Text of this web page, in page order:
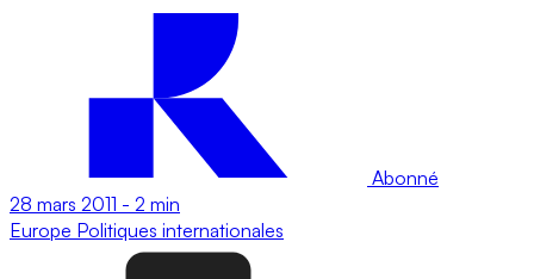
Abonné
28 mars 2011 - 2 min
Europe Politiques internationales